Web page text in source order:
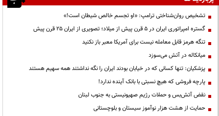
تشخیص روان‌شناختی ترامپ: «او تجسم خالص شیطان است!»
گستره امپراتوری ایران در ۵ قرن پیش از میلاد؛ تصویری از ایران ۲۵ قرن پیش
تنگه هرمز قابل معامله نیست برای آمریکا معبر باز نکنید
میانکاله در آتش می‌سوزد
پزشکیان: تنها کسانی که در خیابان بودند ایران را نگه نداشتند همه سهیم هستند
پارچه فروشی که هیچ نسبتی با بانک آینده ندارد!
نقض آتش‌بس و حملات رژیم صهیونیستی به جنوب لبنان
حمایت از هشت هزار نوآموز سیستان و بلوچستانی